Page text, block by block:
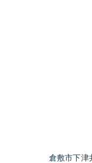
倉敷市下津